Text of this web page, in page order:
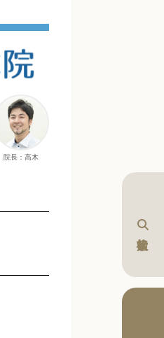
院長：高木